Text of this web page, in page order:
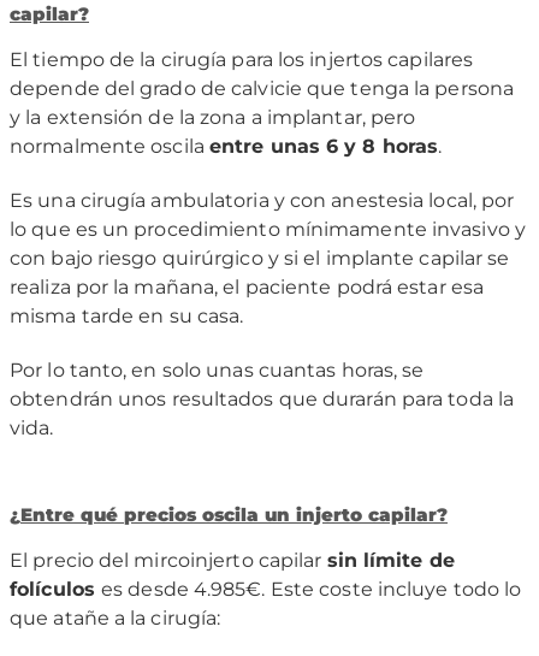
capilar?
El tiempo de la cirugía para los injertos capilares
depende del grado de calvicie que tenga la persona
y la extensión de la zona a implantar, pero
normalmente oscila entre unas 6 y 8 horas.
Es una cirugía ambulatoria y con anestesia local, por
lo que es un procedimiento mínimamente invasivo y
con bajo riesgo quirúrgico y si el implante capilar se
realiza por la mañana, el paciente podrá estar esa
misma tarde en su casa.
Por lo tanto, en solo unas cuantas horas, se
obtendrán unos resultados que durarán para toda la
vida.
¿Entre qué precios oscila un injerto capilar?
El precio del mircoinjerto capilar sin límite de
folículos es desde 4.985€. Este coste incluye todo lo
que atañe a la cirugía: